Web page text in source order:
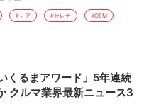
#ノア #セレナ #OEM
くるまアワード」5年連続
クルマ業界最新ニュース3